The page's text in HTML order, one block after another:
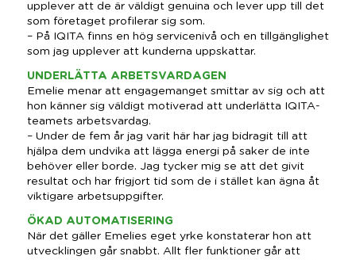
upplever att de är väldigt genuina och lever upp till det
som företaget profilerar sig som.
– På IQITA finns en hög servicenivå och en tillgänglighet
som jag upplever att kunderna uppskattar.
UNDERLÄTTA ARBETSVARDAGEN
Emelie menar att engagemanget smittar av sig och att
hon känner sig väldigt motiverad att underlätta IQITA-
teamets arbetsvardag.
– Under de fem år jag varit här har jag bidragit till att
hjälpa dem undvika att lägga energi på saker de inte
behöver eller borde. Jag tycker mig se att det givit
resultat och har frigjort tid som de i stället kan ägna åt
viktigare arbetsuppgifter.
ÖKAD AUTOMATISERING
När det gäller Emelies eget yrke konstaterar hon att
utvecklingen går snabbt. Allt fler funktioner går att